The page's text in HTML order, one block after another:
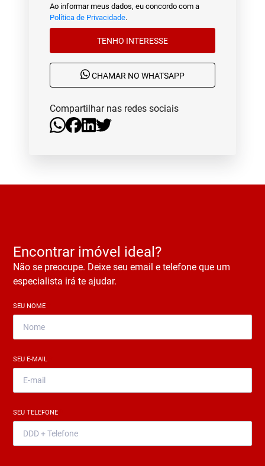
Ao informar meus dados, eu concordo com a
Política de Privacidade.
TENHO INTERESSE
CHAMAR NO WHATSAPP
Compartilhar nas redes sociais
Encontrar imóvel ideal?
Não se preocupe. Deixe seu email e telefone que um
especialista irá te ajudar.
SEU NOME
SEU E-MAIL
SEU TELEFONE